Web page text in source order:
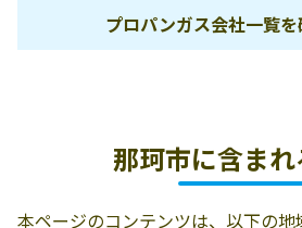
プロパンガス会社一覧を
22
那珂市に含ま
本ページのコンテンツは、以下の